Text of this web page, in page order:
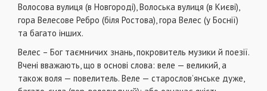
Волосова вулиця (в Новгороді), Волоська вулиця (в Києві),
гора Велесове Ребро (біля Ростова), гора Велес (у Боснії)
та багато інших.
Велес – Бог таємничих знань, покровитель музики й поезії.
Вчені вважають, що в основі слова: веле — великий, а
також воля — повелитель. Веле — старослов’янське дуже,